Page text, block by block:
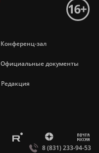
Конференц-зал
Официальные документы
Редакция
E Z m
8 (831) 233-94-53